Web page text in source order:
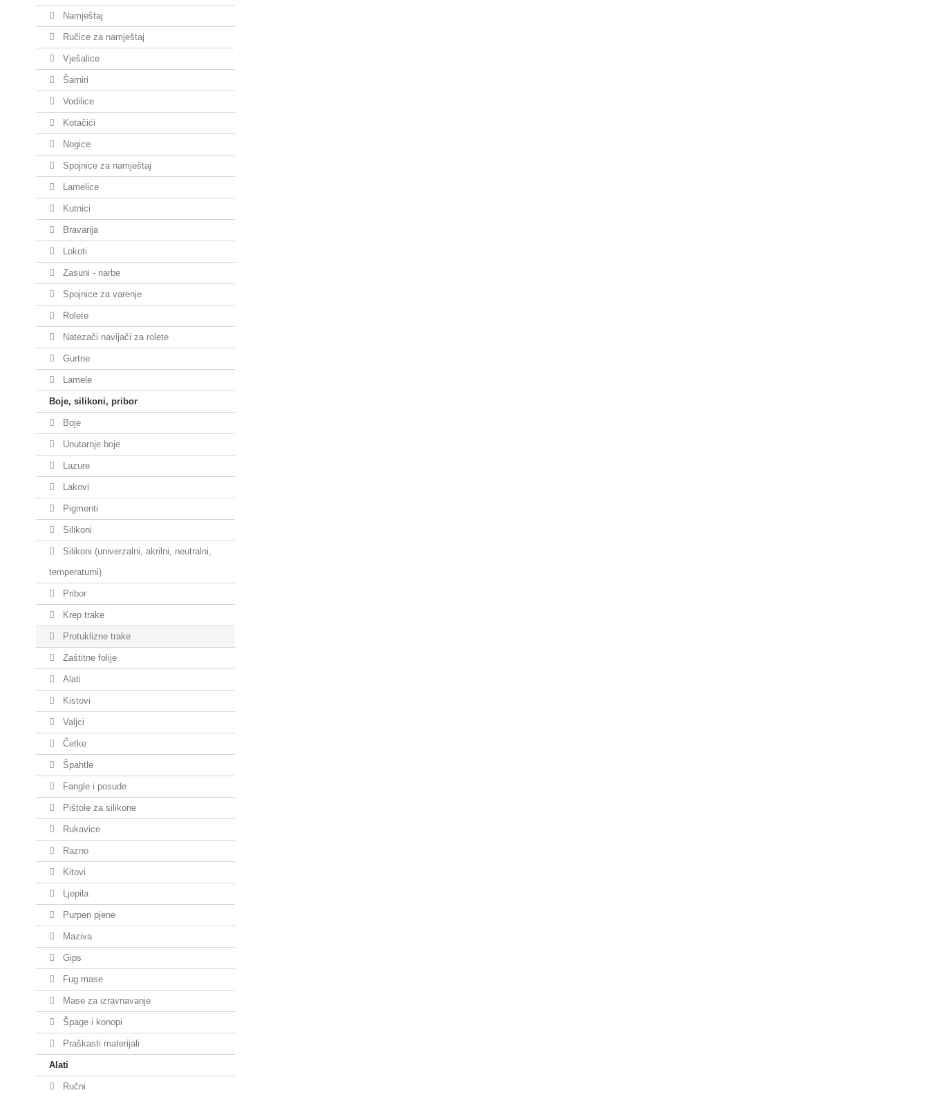
Namještaj
Ručice za namještaj
Vješalice
Šarniri
Vodilice
Kotačići
Nogice
Spojnice za namještaj
Lamelice
Kutnici
Bravarija
Lokoti
Zasuni - narbe
Spojnice za varenje
Rolete
Natezači navijači za rolete
Gurtne
Lamele
Boje, silikoni, pribor
Boje
Unutarnje boje
Lazure
Lakovi
Pigmenti
Silikoni
Silikoni (univerzalni, akrilni, neutralni,
temperaturni)
Pribor
Krep trake
Protuklizne trake
Zaštitne folije
Alati
Kistovi
Valjci
Četke
Špahtle
Fangle i posude
Pištole za silikone
Rukavice
Razno
Kitovi
Ljepila
Purpen pjene
Maziva
Gips
Fug mase
Mase za izravnavanje
Špage i konopi
Praškasti materijali
Alati
Ručni